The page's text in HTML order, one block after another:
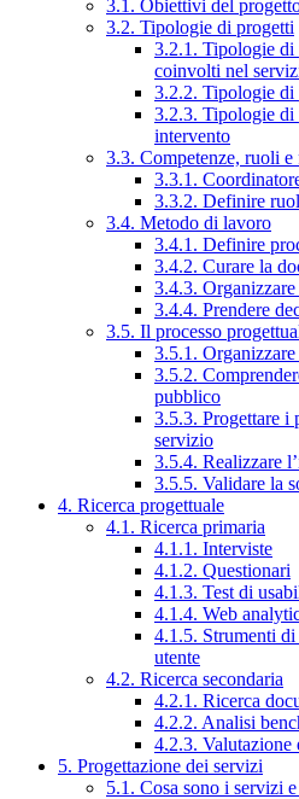
3.1. Obiettivi del
3.2. Tipologie di progetti
3.2.1. Tipologie di
coinvolti nel
3.2.2. Tipologie di
3.2.3. Tipologie di
intervento
3.3. Competenze, ruoli
3.3.1.
3.3.2. Definire
3.4. Metodo di lavoro
3.4.1. Definire
3.4.2. Curare la
3.4.3.
3.4.4. Prendere
3.5. Il processo
3.5.1.
3.5.2.
pubblico
3.5.3. Progettare i
servizio
3.5.4. Realizzare
3.5.5. Validare la
4. Ricerca progettuale
4.1. Ricerca primaria
4.1.1. Interviste
4.1.2. Questionari
4.1.3. Test di
4.1.4. Web
4.1.5. Strumenti di
utente
4.2. Ricerca secondaria
4.2.1. Ricerca
4.2.2. Analisi
4.2.3. Valutazione
5. Progettazione dei servizi
5.1. Cosa sono i servizi